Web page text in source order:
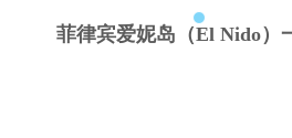
菲律宾爱妮岛（El Nido）